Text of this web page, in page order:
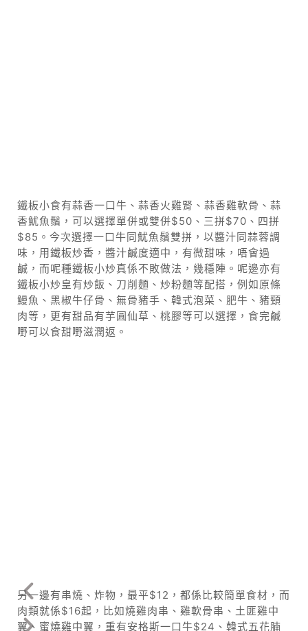
鐵板小食有蒜香一口牛、蒜香火雞腎、蒜香雞軟骨、蒜
香魷魚鬚，可以選擇單併或雙併$50、三拼$70、四拼
$85。今次選擇一口牛同魷魚鬚雙拼，以醬汁同蒜蓉調
味，用鐵板炒香，醬汁鹹度適中，有微甜味，唔會過
鹹，而呢種鐵板小炒真係不敗做法，幾穩陣。呢邊亦有
鐵板小炒皇有炒飯、刀削麵、炒粉麵等配搭，例如原條
鰻魚、黑椒牛仔骨、無骨豬手、韓式泡菜、肥牛、豬頸
肉等，更有甜品有芋圓仙草、桃膠等可以選擇，食完鹹
嘢可以食甜嘢滋潤返。
另一邊有串燒、炸物，最平$12，都係比較簡單食材，而
肉類就係$16起，比如燒雞肉串、雞軟骨串、土匪雞中
翼、蜜燒雞中翼，重有安格斯一口牛$24、韓式五花腩